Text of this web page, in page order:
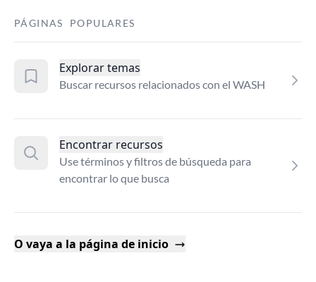
PÁGINAS POPULARES
Explorar temas
Buscar recursos relacionados con el WASH
Encontrar recursos
Use términos y filtros de búsqueda para
encontrar lo que busca
O vaya a la página de inicio